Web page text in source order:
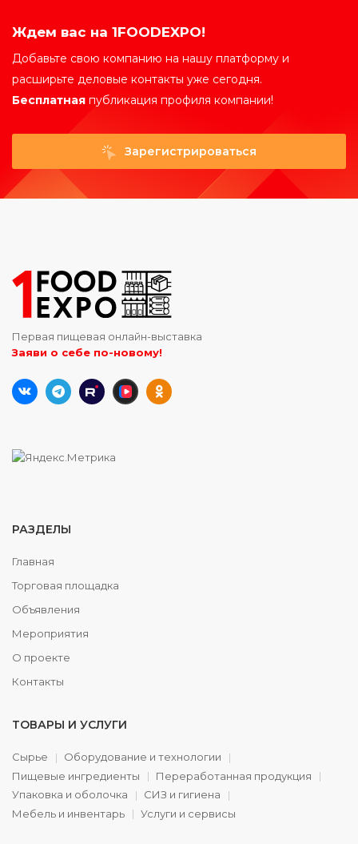
Ждем вас на 1FOODEXPO!
Добавьте свою компанию на нашу платформу и
расширьте деловые контакты уже сегодня.
Бесплатная публикация профиля компании!
Зарегистрироваться
Первая пищевая онлайн-выставка
Заяви о себе по-новому!
РАЗДЕЛЫ
Главная
Торговая площадка
Объявления
Мероприятия
О проекте
Контакты
ТОВАРЫ И УСЛУГИ
Сырье
Оборудование и технологии
Пищевые ингредиенты
Переработанная продукция
Упаковка и оболочка
СИЗ и гигиена
Мебель и инвентарь
Услуги и сервисы